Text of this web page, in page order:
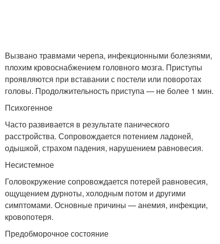
Вызвано травмами черепа, инфекционными болезнями,
плохим кровоснабжением головного мозга. Приступы
проявляются при вставании с постели или поворотах
головы. Продолжительность приступа — не более 1 мин.
Психогенное
Часто развивается в результате панического
расстройства. Сопровождается потением ладоней,
одышкой, страхом падения, нарушением равновесия.
Несистемное
Головокружение сопровождается потерей равновесия,
ощущением дурноты, холодным потом и другими
симптомами. Основные причины — анемия, инфекции,
кровопотеря.
Предобморочное состояние